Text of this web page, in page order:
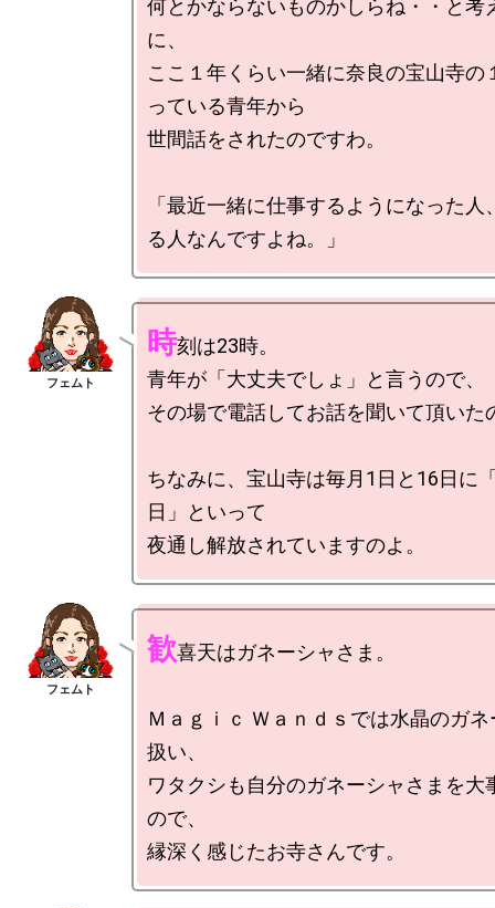
何とかならないものかしらね・・と考
に、
ここ１年くらい一緒に奈良の宝山寺の
っている青年から
世間話をされたのですわ。
「最近一緒に仕事するようになった人
時刻は23時。
青年が「大丈夫でしょ」と言うので、
その場で電話してお話を聞いて頂いた
ちなみに、宝山寺は毎月1日と16日に
日」といって
歓喜天はガネーシャさま。
Ｍａｇｉｃ Ｗａｎｄｓでは水晶のガ
扱い、
ワタクシも自分のガネーシャさまを大
ので、